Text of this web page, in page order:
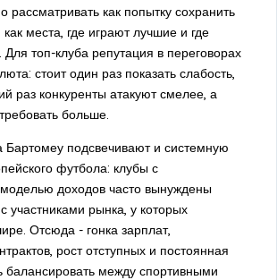
как попытку сохранить
места, где играют лучшие и где
топ-клуба репутация в переговорах
стоит один раз показать слабость,
раз конкуренты атакуют смелее, а
больше.
Бартомеу подсвечивают и системную
футбола: клубы с
доходов часто вынуждены
участниками рынка, у которых
Отсюда - гонка зарплат,
рост отступных и постоянная
балансировать между спортивными